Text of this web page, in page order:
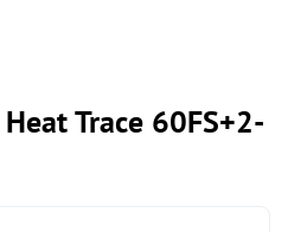
Trace 60FS+2-